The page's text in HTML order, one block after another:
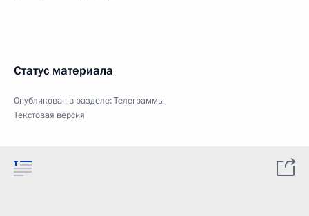
Статус материала
Опубликован в разделе:Телеграммы
Текстовая версия